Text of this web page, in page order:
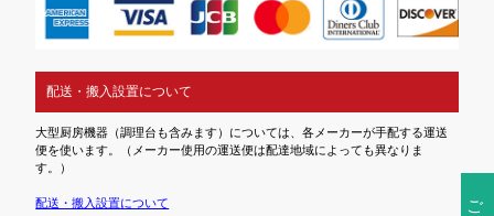
ご注文前の確認事項
配送・搬入設置について
大型厨房機器（調理台も含みます）については、各メーカーが手配する運送
便を使います。（メーカー使用の運送便は配達地域によっても異なりま
す。）
配送・搬入設置について